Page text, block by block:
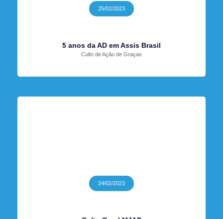
25/02/2023
5 anos da AD em Assis Brasil
Culto de Ação de Graças
24/02/2023